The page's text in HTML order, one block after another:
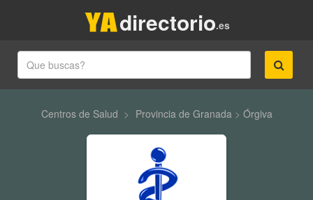
.es
directorio
Centros de Salud > Provincia de Granada> Órgiva